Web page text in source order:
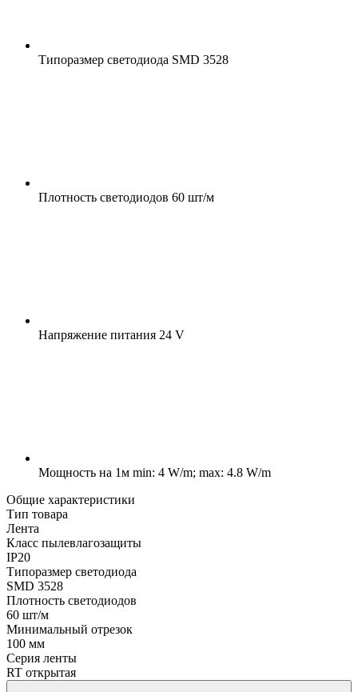
Типоразмер светодиода SMD 3528
Плотность светодиодов 60 шт/м
Напряжение питания 24 V
Мощность на 1м min: 4 W/m; max: 4.8 W/m
Общие характеристики
Тип товара
Лента
Класс пылевлагозащиты
IP20
Типоразмер светодиода
SMD 3528
Плотность светодиодов
60 шт/м
Минимальный отрезок
100 мм
Серия ленты
RT открытая